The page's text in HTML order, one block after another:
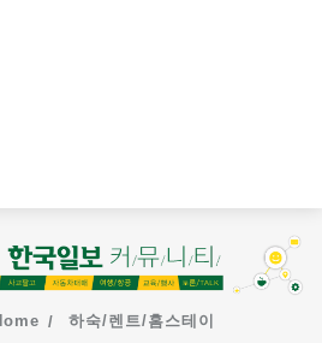
하숙/렌트/홈스테이